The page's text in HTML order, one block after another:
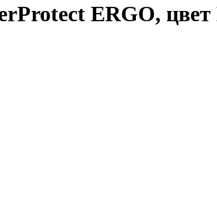
ERGO,